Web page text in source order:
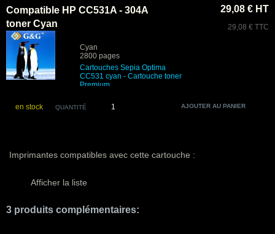
Compatible HP CC531A - 304A
toner Cyan
Cyan
2800 pages
Cartouches Sepia Optima
CC531 cyan - Cartouche toner
Premium
29,08 € HT
29,08 € TTC
en stock QUANTITÉ
Imprimantes compatibles avec cette cartouche :
Afficher la liste
3 produits complémentaires: